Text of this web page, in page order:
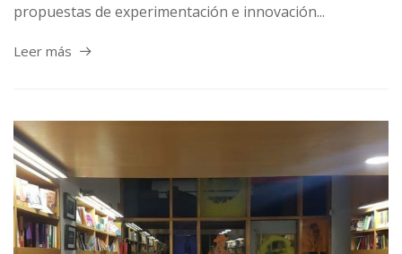
propuestas de experimentación e innovación...
Leer más